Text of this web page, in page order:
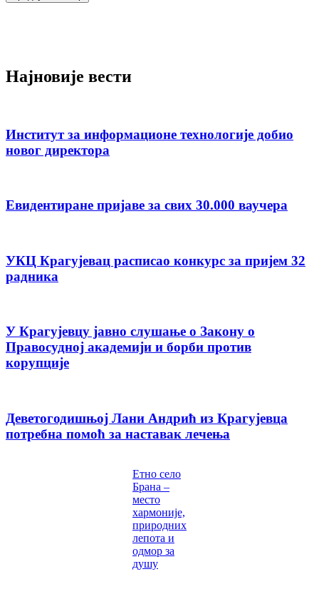
Најновије вести
Институт за информационе технологије добио
новог директора
Евидентиране пријаве за свих 30.000 ваучера
УКЦ Крагујевац расписао конкурс за пријем 32
радника
У Крагујевцу јавно слушање о Закону о
Правосудној академији и борби против
корупције
Деветогодишњој Лани Андрић из Крагујевца
потребна помоћ за наставак лечења
Етно село
Брана –
место
хармоније,
природних
лепота и
одмор за
душу